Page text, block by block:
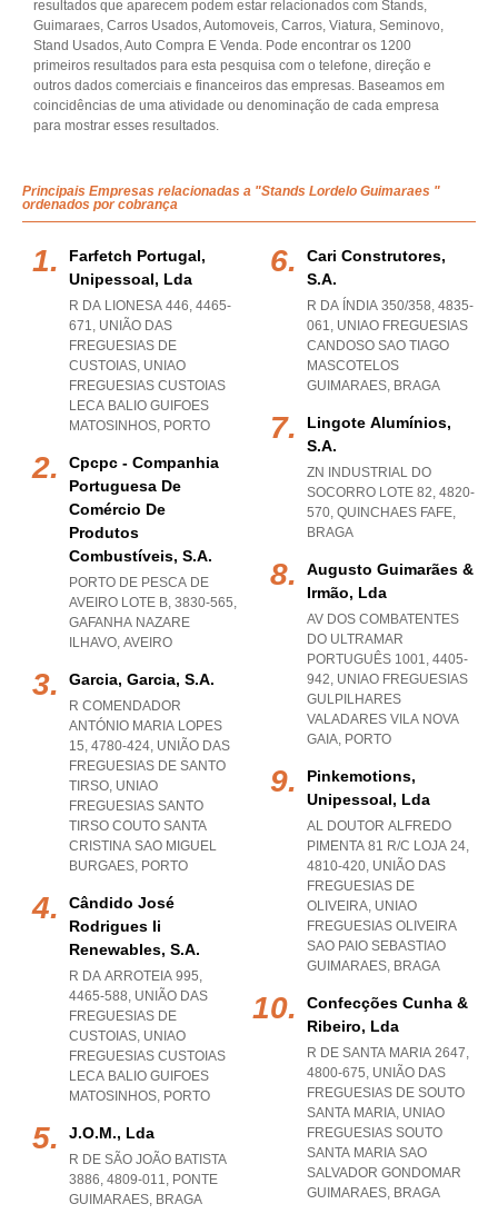
resultados que aparecem podem estar relacionados com Stands,
Guimaraes, Carros Usados, Automoveis, Carros, Viatura, Seminovo,
Stand Usados, Auto Compra E Venda. Pode encontrar os 1200
primeiros resultados para esta pesquisa com o telefone, direção e
outros dados comerciais e financeiros das empresas. Baseamos em
coincidências de uma atividade ou denominação de cada empresa
para mostrar esses resultados.
Principais Empresas relacionadas a "Stands Lordelo Guimaraes "
ordenados por cobrança
Farfetch Portugal,
Unipessoal, Lda
R DA LIONESA 446, 4465-
671, UNIÃO DAS
FREGUESIAS DE
CUSTOIAS, UNIAO
FREGUESIAS CUSTOIAS
LECA BALIO GUIFOES
MATOSINHOS, PORTO
Cpcpc - Companhia
Portuguesa De
Comércio De
Produtos
Combustíveis, S.a.
PORTO DE PESCA DE
AVEIRO LOTE B, 3830-565,
GAFANHA NAZARE
ILHAVO, AVEIRO
Garcia, Garcia, S.a.
R COMENDADOR
ANTÓNIO MARIA LOPES
15, 4780-424, UNIÃO DAS
FREGUESIAS DE SANTO
TIRSO, UNIAO
FREGUESIAS SANTO
TIRSO COUTO SANTA
CRISTINA SAO MIGUEL
BURGAES, PORTO
Cândido José
Rodrigues Ii
Renewables, S.a.
R DA ARROTEIA 995,
4465-588, UNIÃO DAS
FREGUESIAS DE
CUSTOIAS, UNIAO
FREGUESIAS CUSTOIAS
LECA BALIO GUIFOES
MATOSINHOS, PORTO
J.o.m., Lda
R DE SÃO JOÃO BATISTA
3886, 4809-011, PONTE
GUIMARAES, BRAGA
Cari Construtores,
S.a.
R DA ÍNDIA 350/358, 4835-
061, UNIAO FREGUESIAS
CANDOSO SAO TIAGO
MASCOTELOS
GUIMARAES, BRAGA
Lingote Alumínios,
S.a.
ZN INDUSTRIAL DO
SOCORRO LOTE 82, 4820-
570, QUINCHAES FAFE,
BRAGA
Augusto Guimarães &
Irmão, Lda
AV DOS COMBATENTES
DO ULTRAMAR
PORTUGUÊS 1001, 4405-
942, UNIAO FREGUESIAS
GULPILHARES
VALADARES VILA NOVA
GAIA, PORTO
Pinkemotions,
Unipessoal, Lda
AL DOUTOR ALFREDO
PIMENTA 81 R/C LOJA 24,
4810-420, UNIÃO DAS
FREGUESIAS DE
OLIVEIRA, UNIAO
FREGUESIAS OLIVEIRA
SAO PAIO SEBASTIAO
GUIMARAES, BRAGA
Confecções Cunha &
Ribeiro, Lda
R DE SANTA MARIA 2647,
4800-675, UNIÃO DAS
FREGUESIAS DE SOUTO
SANTA MARIA, UNIAO
FREGUESIAS SOUTO
SANTA MARIA SAO
SALVADOR GONDOMAR
GUIMARAES, BRAGA